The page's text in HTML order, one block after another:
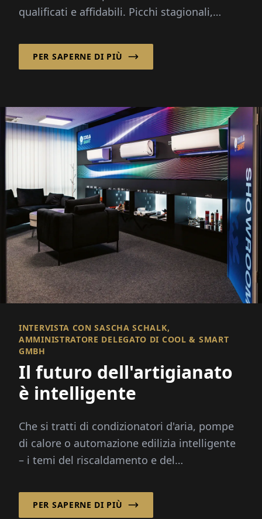
qualificati e affidabili. Picchi stagionali,
PER SAPERNE DI PIÙ
INTERVISTA CON SASCHA SCHALK,
AMMINISTRATORE DELEGATO DI COOL & SMART
GMBH
Il futuro dell'artigianato
è intelligente
Che si tratti di condizionatori d'aria, pompe
di calore o automazione edilizia intelligente
– i temi del riscaldamento e del
mai prima d'ora. Aumento dei costi
energetici...
PER SAPERNE DI PIÙ